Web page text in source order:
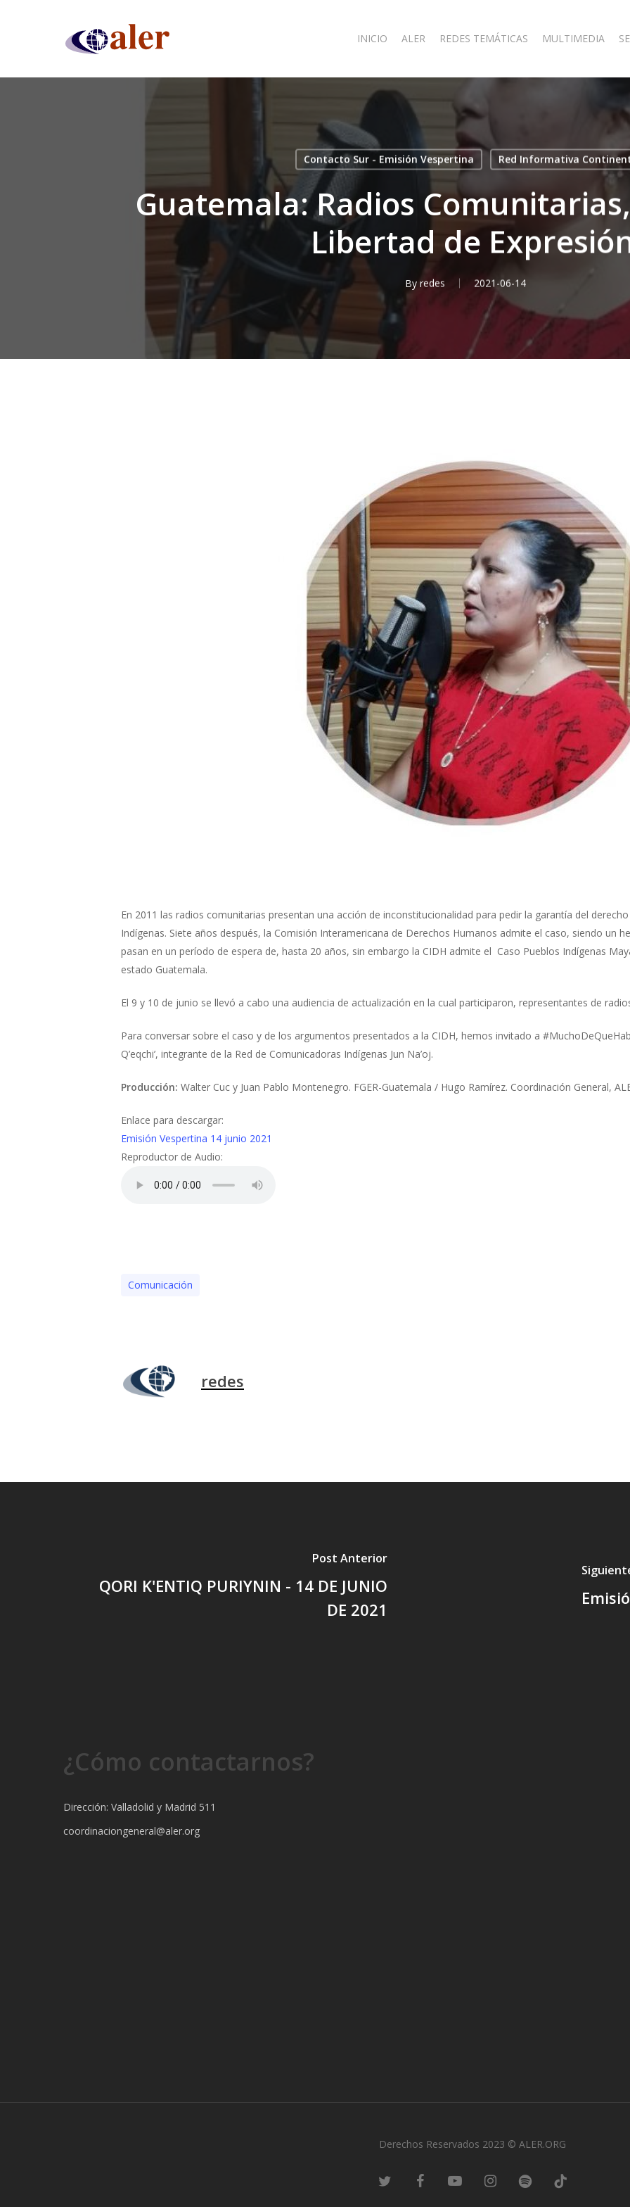
INICIO ALER REDES TEMÁTICAS MULTIMEDIA
Contacto Sur - Emisión Vespertina Red Informativa
Guatemala: Radios
Libertad de
By redes 2021-06-14
En 2011 las radios comunitarias presentan una acción de inconstitucionalidad para pedir la garantía del
Indígenas. Siete años después, la Comisión Interamericana de Derechos Humanos admite el caso, siendo un
pasan en un período de espera de, hasta 20 años, sin embargo la CIDH admite el Caso Pueblos Indígenas
estado Guatemala.
El 9 y 10 de junio se llevó a cabo una audiencia de actualización en la cual participaron, representantes de
Para conversar sobre el caso y de los argumentos presentados a la CIDH, hemos invitado a
Q’eqchi’, integrante de la Red de Comunicadoras Indígenas Jun Na’oj.
Producción: Walter Cuc y Juan Pablo Montenegro. FGER-Guatemala / Hugo Ramírez. Coordinación General,
Enlace para descargar:
Emisión Vespertina 14 junio 2021
Reproductor de Audio:
Comunicación
redes
Post Anterior
QORI K'ENTIQ PURIYNIN - 14 DE JUNIO
DE 2021
¿Cómo contactarnos?
Dirección: Valladolid y Madrid 511
coordinaciongeneral@aler.org
Derechos Reservados 2023 © ALER.ORG